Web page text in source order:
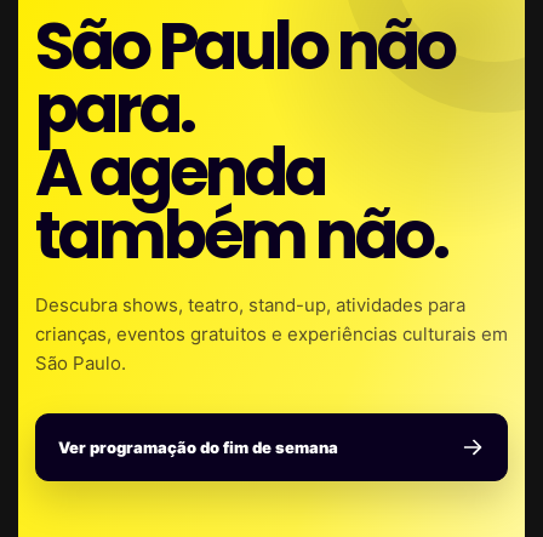
São Paulo não
para.
A agenda
também não.
Descubra shows, teatro, stand-up, atividades para
crianças, eventos gratuitos e experiências culturais em
São Paulo.
Ver programação do fim de semana